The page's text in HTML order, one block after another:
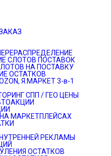
СЛОТОВ ПОСТАВОК
НА ПОСТАВКУ
ОСТАТКОВ
Я.МАРКЕТ 3-в-1
СПП / ГЕО ЦЕНЫ
МАРКЕТПЛЕЙСАХ
РЕКЛАМЫ
ОСТАТКОВ